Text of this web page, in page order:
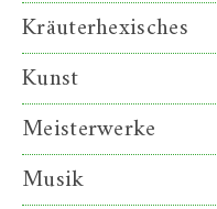
Kräuterhexisches
Kunst
Meisterwerke
Musik